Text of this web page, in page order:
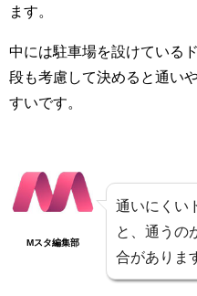
ます。
中には駐車場を設けている
段も考慮して決めると通い
すいです。
Mスタ編集部
通いにくい
と、通うの
合がありま